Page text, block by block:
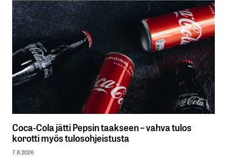
Coca-Cola jätti Pepsin taakseen – vahva tulos
korotti myös tulosohjeistusta
7.8.2026